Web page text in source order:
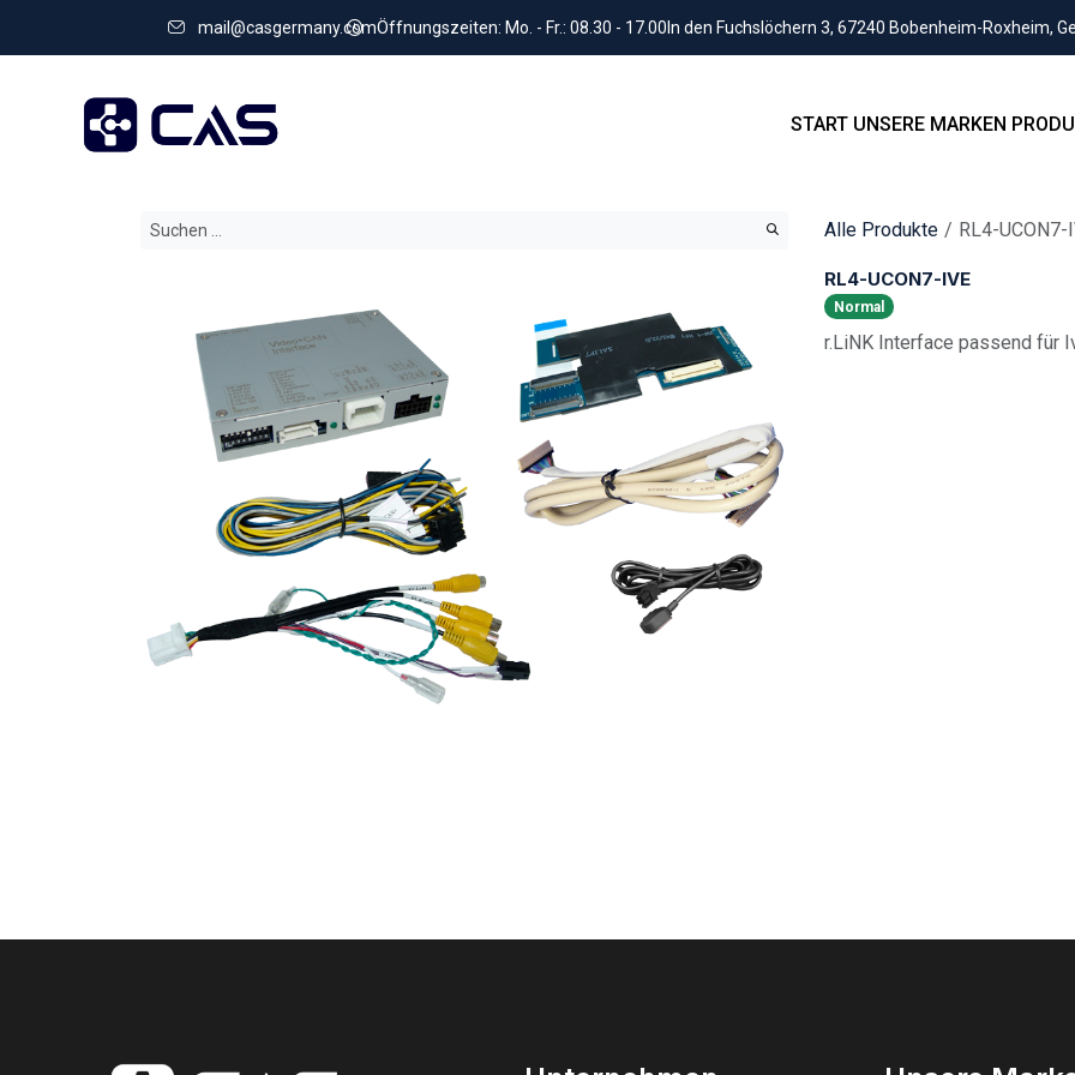
mail@casgermany.comÖffnungszeiten: Mo. - Fr.: 08.30 - 17.00 In den Fuchslöchern 3, 67240 Bobenheim-Roxheim,
START UNSERE MARKEN
Alle Produkte RL4-UCON7-
RL4-UCON7-IVE
Normal
r.LiNK Interface passend für